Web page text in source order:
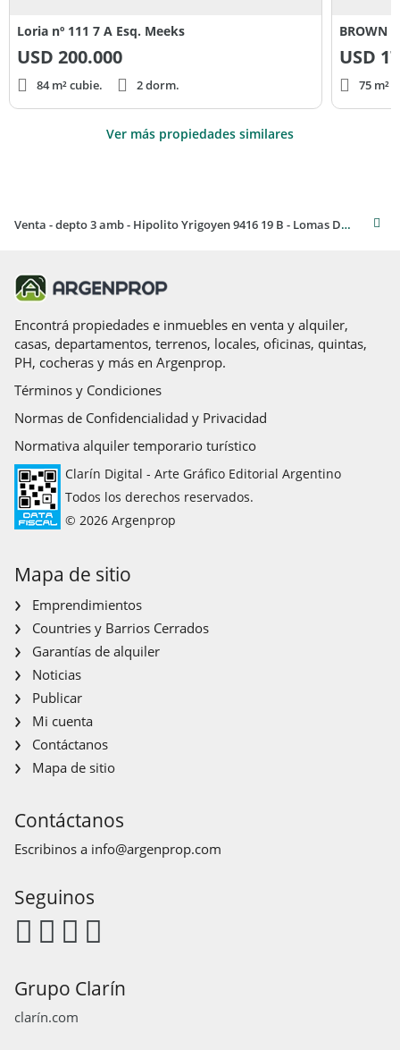
Loria nº 111 7 A Esq. Meeks
USD 200.000
84 m² cubie. 2 dorm.
BROWN
USD
75 m²
Ver más propiedades similares
Venta - depto 3 amb - Hipolito Yrigoyen 9416 19 B - Lomas De Zamora
Encontrá propiedades e inmuebles en venta y alquiler,
casas, departamentos, terrenos, locales, oficinas, quintas,
PH, cocheras y más en Argenprop.
Términos y Condiciones
Normas de Confidencialidad y Privacidad
Normativa alquiler temporario turístico
Clarín Digital - Arte Gráfico Editorial Argentino
Todos los derechos reservados.
© 2026 Argenprop
Mapa de sitio
Emprendimientos
Countries y Barrios Cerrados
Garantías de alquiler
Noticias
Publicar
Mi cuenta
Contáctanos
Mapa de sitio
Contáctanos
Escribinos a info@argenprop.com
Seguinos
Grupo Clarín
clarín.com